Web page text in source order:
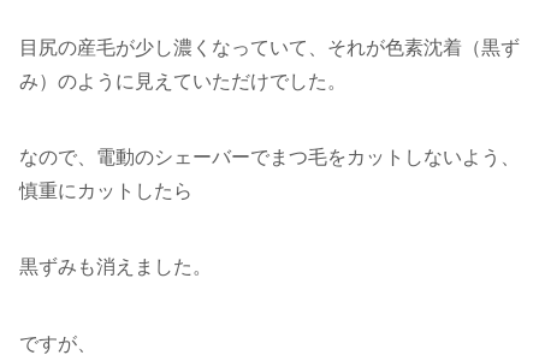
目尻の産毛が少し濃くなっていて、それが色素沈着（黒ず
み）のように見えていただけでした。
なので、電動のシェーバーでまつ毛をカットしないよう、
慎重にカットしたら
黒ずみも消えました。
ですが、